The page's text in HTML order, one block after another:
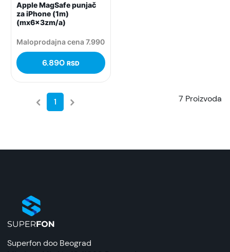
Apple MagSafe punjač
za iPhone (1m)
(mx6x3zm/a)
Maloprodajna cena 7.990
6.890 RSD
1 7 Proizvoda
Superfon doo Beograd